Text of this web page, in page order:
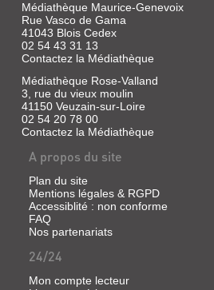
Médiathèque Maurice-Genevoix
Rue Vasco de Gama
41043 Blois Cedex
02 54 43 31 13
Contactez la Médiathèque
Médiathèque Rose-Valland
3, rue du vieux moulin
41150 Veuzain-sur-Loire
02 54 20 78 00
Contactez la Médiathèque
A propos du site
Plan du site
Mentions légales & RGPD
Accessiblité : non conforme
FAQ
Nos partenariats
24/24
Mon compte lecteur